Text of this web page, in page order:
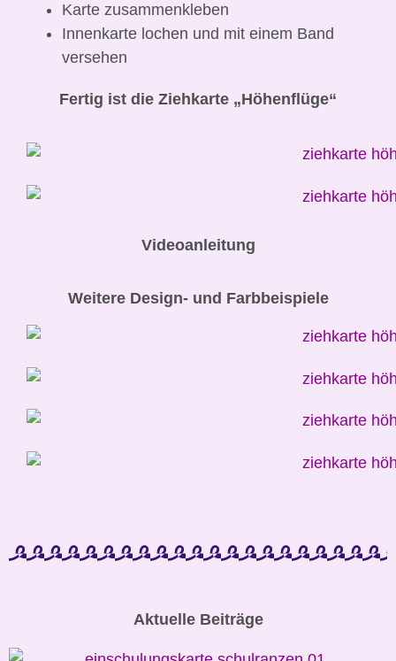
Karte zusammenkleben
Innenkarte lochen und mit einem Band
versehen
Fertig ist die Ziehkarte „Höhenflüge“
Videoanleitung
Weitere Design- und Farbbeispiele
Aktuelle Beiträge